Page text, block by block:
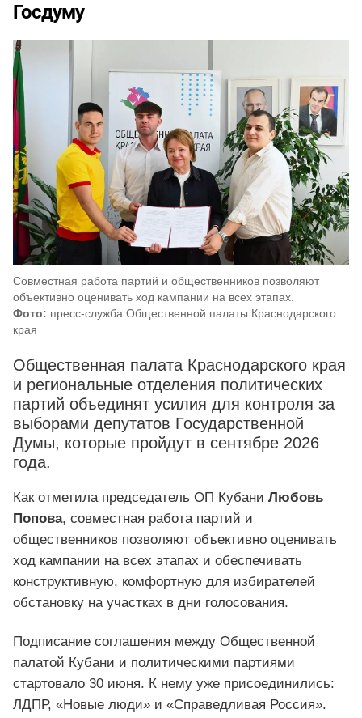
Госдуму
Совместная работа партий и общественников позволяют
объективно оценивать ход кампании на всех этапах.
Фото: пресс-служба Общественной палаты Краснодарского
края
Общественная палата Краснодарского края
и региональные отделения политических
партий объединят усилия для контроля за
выборами депутатов Государственной
Думы, которые пройдут в сентябре 2026
года.
Как отметила председатель ОП Кубани Любовь
Попова, совместная работа партий и
общественников позволяют объективно оценивать
ход кампании на всех этапах и обеспечивать
конструктивную, комфортную для избирателей
обстановку на участках в дни голосования.
Подписание соглашения между Общественной
палатой Кубани и политическими партиями
стартовало 30 июня. К нему уже присоединились:
ЛДПР, «Новые люди» и «Справедливая Россия».